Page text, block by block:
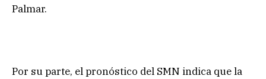
Palmar.
Por su parte, el pronóstico del SMN indica que la